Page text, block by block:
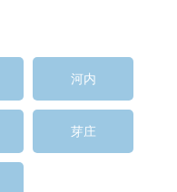
河内
芽庄